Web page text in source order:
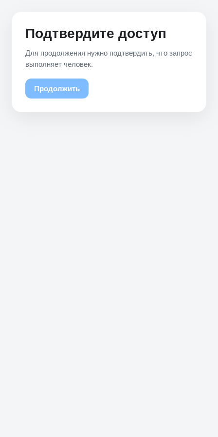
Подтвердите доступ
Для продолжения нужно подтвердить, что запрос
выполняет человек.
Продолжить